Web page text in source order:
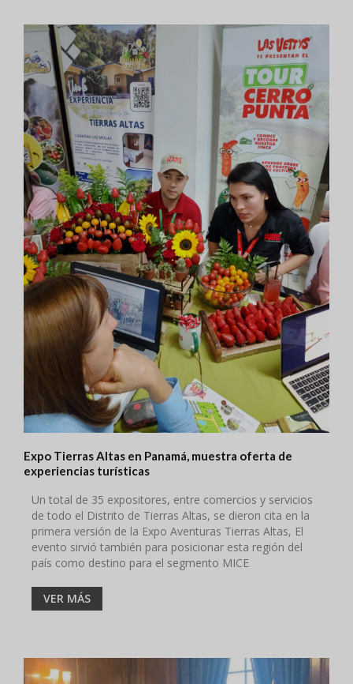
Expo Tierras Altas en Panamá, muestra oferta de
experiencias turísticas
Un total de 35 expositores, entre comercios y servicios
de todo el Distrito de Tierras Altas, se dieron cita en la
primera versión de la Expo Aventuras Tierras Altas, El
evento sirvió también para posicionar esta región del
país como destino para el segmento MICE
VER MÁS